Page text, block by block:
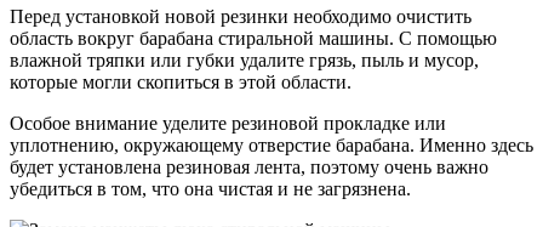
Перед установкой новой резинки необходимо очистить
область вокруг барабана стиральной машины. С помощью
влажной тряпки или губки удалите грязь, пыль и мусор,
которые могли скопиться в этой области.
Особое внимание уделите резиновой прокладке или
уплотнению, окружающему отверстие барабана. Именно здесь
будет установлена резиновая лента, поэтому очень важно
убедиться в том, что она чистая и не загрязнена.